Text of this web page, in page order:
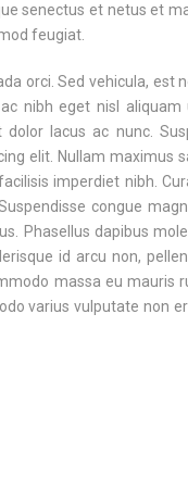
senectus et netus et
feugiat.
orci. Sed vehicula, est
nibh eget nisl
lacus ac nunc.
elit. Nullam maximus
imperdiet nibh.
congue
Phasellus dapibus
id arcu non,
massa eu
varius vulputate non